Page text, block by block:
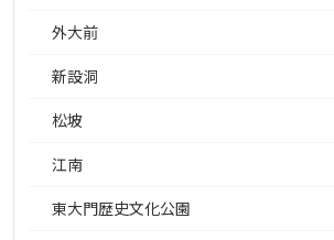
外大前
新設洞
松坡
江南
東大門歴史文化公園